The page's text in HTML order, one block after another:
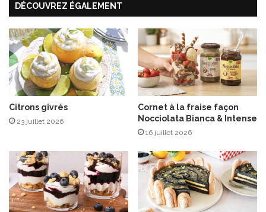
’
A
u
t
o
m
e
e
m
e
s
t
e
n
s
e
e
B
i
d
e
P
DÉCOUVREZ ÉGALEMENT
Citrons givrés
23 juillet 2026
Cornet à la fraise façon
Nocciolata Bianca & Intense
16 juillet 2026